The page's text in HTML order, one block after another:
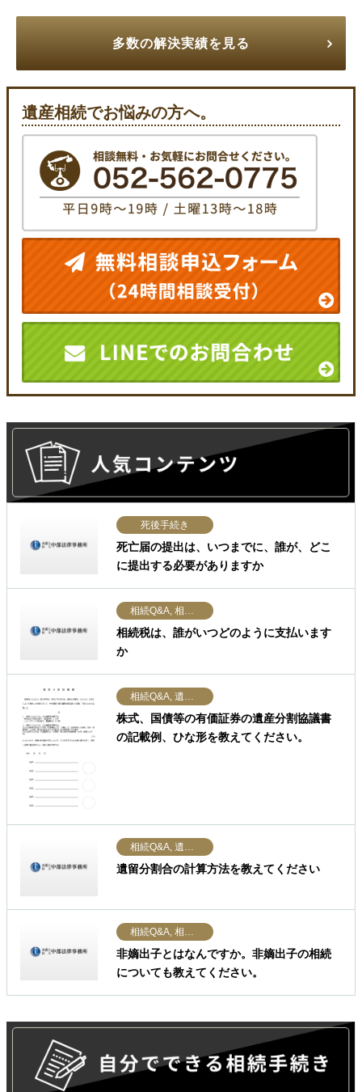
多数の解決実績を見る
遺産相続でお悩みの方へ。
死後手続き
死亡届の提出は、いつまでに、誰が、どこ
に提出する必要がありますか
相続税は、誰がいつどのように支払います
か
株式、国債等の有価証券の遺産分割協議書
の記載例、ひな形を教えてください。
相続Q&A, 遺留分
遺留分割合の計算方法を教えてください
非嫡出子とはなんですか。非嫡出子の相続
についても教えてください。